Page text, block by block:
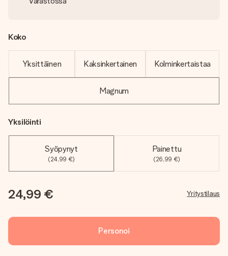
Koko
Yksittäinen Kaksinkertainen Kolminkertaistaa
Magnum
Yksilöinti
Syöpynyt
(24,99 €)
Painettu
(26,99 €)
24,99 € Yritystilaus
Personoi